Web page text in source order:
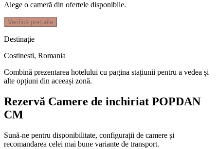
Alege o cameră din ofertele disponibile.
Verifică prețurile
Destinație
Costinesti, Romania
Combină prezentarea hotelului cu pagina stațiunii pentru a vedea și
alte opțiuni din aceeași zonă.
Rezervă Camere de inchiriat POPDAN
CM
Sună-ne pentru disponibilitate, configurații de camere și
recomandarea celei mai bune variante de transport.